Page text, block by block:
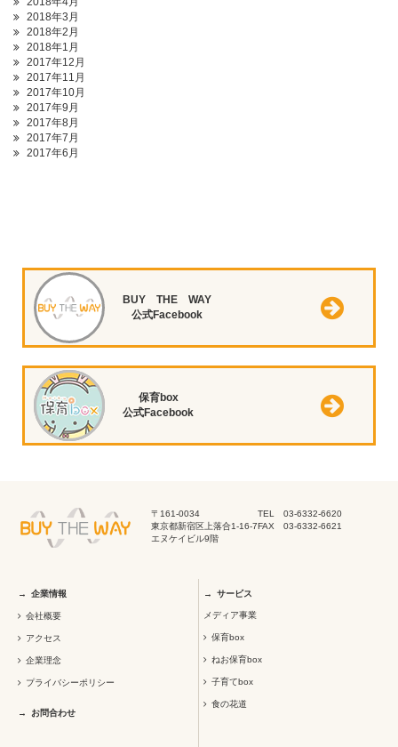
2018年3月
2018年2月
2018年1月
2017年12月
2017年11月
2017年10月
2017年9月
2017年8月
2017年7月
2017年6月
BUY THE WAY
公式Facebook
保育box
公式Facebook
〒161-0034
東京都新宿区上落合1-16-7
エヌケイビル9階
TEL 03-6332-6620
FAX 03-6332-6621
企業情報
会社概要
アクセス
企業理念
プライバシーポリシー
お問合わせ
サービス
メディア事業
保育box
ねお保育box
子育てbox
食の花道